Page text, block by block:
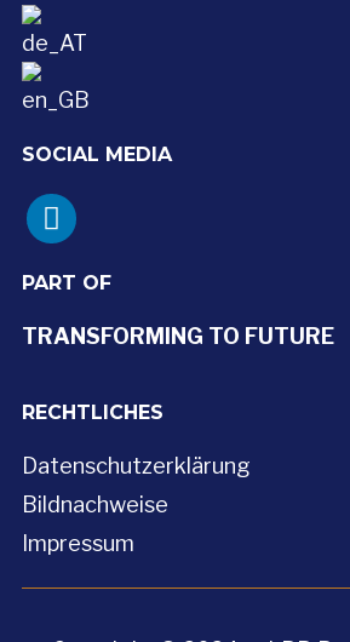
SOCIAL MEDIA
linkedin
PART OF
TRANSFORMING TO FUTURE
RECHTLICHES
Datenschutzerklärung
Bildnachweise
Impressum